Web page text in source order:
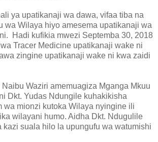
ya upatikanaji wa dawa, vifaa tiba na
wa Wilaya hiyo amesema upatikanaji wa
Hadi kufikia mwezi Septemba 30, 2018
Tracer Medicine upatikanaji wake ni
zingine upatikanaji wake ni kwa zaidi
Waziri amemuagiza Mganga Mkuu
Dkt. Yudas Ndungile kuhakikisha
wa mionzi kutoka Wilaya nyingine ili
wilayani humo. Aidha Dkt. Ndugulile
kazi suala hilo la upungufu wa watumishi